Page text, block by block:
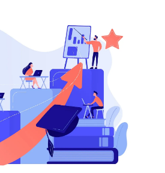
｜資格取得・情報収集・書籍購
用転職支援現場から見る、IT・
鑽事情
る！効果的な自己研鑽の方法7選
設定→方法選択→実践→振り返
報収集／オンライン学習／資格
育訓練給付金）